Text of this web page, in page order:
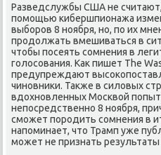
Разведслужбы США не считают,
помощью кибершпионажа
выборов 8 ноября, но, по их
продолжать вмешиваться в
чтобы посеять сомнения в
голосования. Как пишет The
предупреждают
чиновники. Также в силовых
вдохновленных Москвой
непосредственно 8 ноября,
сможет породить сомнения в
напоминает, что Трамп уже
может не признать